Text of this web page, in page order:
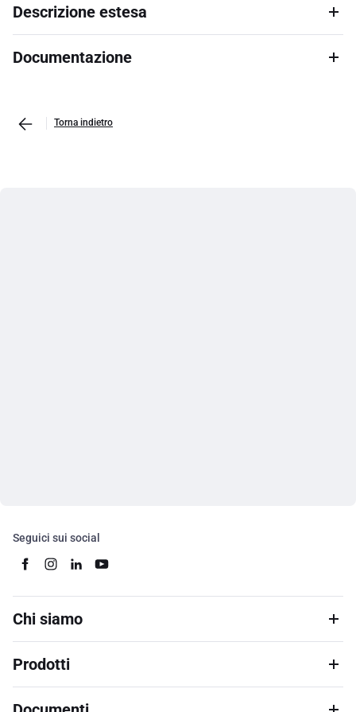
Descrizione estesa
Documentazione
Torna indietro
Seguici sui social
Chi siamo
Prodotti